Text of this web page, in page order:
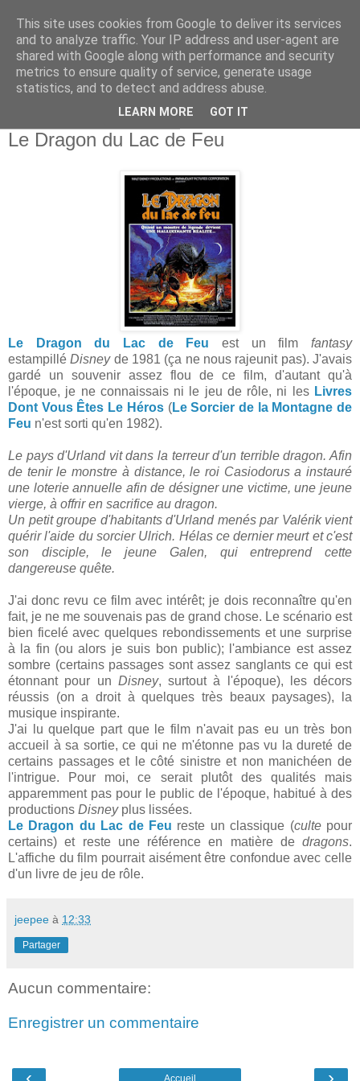
Le Dragon du Lac de Feu
Le Dragon du Lac de Feu est un filmfantasy
estampilléDisneyde 1981 (ça ne nous rajeunit pas). J'avais
gardé un souvenir assez flou de ce film, d'autant qu'à
l'époque, je ne connaissais ni le jeu de rôle, ni les Livres
Dont Vous Êtes Le Héros(Le Sorcier de la Montagne de
Feu n'est sorti qu'en 1982).
Le pays d'Urland vit dans la terreur d'un terrible dragon. Afin
de tenir le monstre à distance, le roi Casiodorus a instauré
une loterie annuelle afin de désigner une victime, une jeune
vierge, à offrir en sacrifice au dragon.
Un petit groupe d'habitants d'Urland menés par Valérik vient
quérir l'aide du sorcier Ulrich. Hélas ce dernier meurt et c'est
son disciple, le jeune Galen, qui entreprend cette
dangereuse quête.
J'ai donc revu ce film avec intérêt; je dois reconnaître qu'en
fait, je ne me souvenais pas de grand chose. Le scénario est
bien ficelé avec quelques rebondissements et une surprise
à la fin (ou alors je suis bon public); l'ambiance est assez
sombre (certains passages sont assez sanglants ce qui est
étonnant pour un Disney, surtout à l'époque), les décors
réussis (on a droit à quelques très beaux paysages), la
musique inspirante.
J'ai lu quelque part que le film n'avait pas eu un très bon
accueil à sa sortie, ce qui ne m'étonne pas vu la dureté de
certains passages et le côté sinistre et non manichéen de
l'intrigue. Pour moi, ce serait plutôt des qualités mais
apparemment pas pour le public de l'époque, habitué à des
productions Disney plus lissées.
Le Dragon du Lac de Feu reste un classique (cultepour
certains) et reste une référence en matière de dragons.
L'affiche du film pourrait aisément être confondue avec celle
d'un livre de jeu de rôle.
jeepee à 12:33
Partager
Aucun commentaire:
Enregistrer un commentaire
Accueil
This site uses cookies from Google to deliver its services
and to analyze traffic. Your IP address and user-agent are
shared with Google along with performance and security
metrics to ensure quality of service, generate usage
statistics, and to detect and address abuse.
LEARN MORE GOT IT